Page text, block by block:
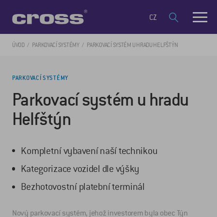
CZ
ÚVOD PARKOVACÍ SYSTÉMY PARKOVACÍ SYSTÉM U HRADU HELFŠTÝN
PARKOVACÍ SYSTÉMY
Parkovací systém u hradu
Helfštýn
Kompletní vybavení naší technikou
Kategorizace vozidel dle výšky
Bezhotovostní platební terminál
Nový parkovací systém, jehož investorem byla obec Týn